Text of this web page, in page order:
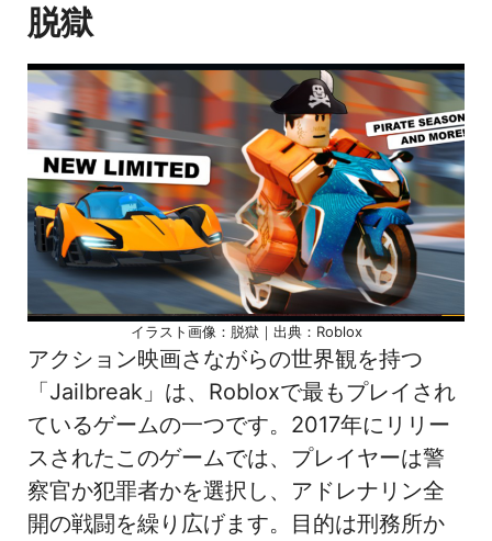
脱獄
イラスト画像：脱獄｜出典：Roblox
アクション映画さながらの世界観を持つ
「Jailbreak」は、Robloxで最もプレイされ
ているゲームの一つです。2017年にリリー
スされたこのゲームでは、プレイヤーは警
察官か犯罪者かを選択し、アドレナリン全
開の戦闘を繰り広げます。目的は刑務所か